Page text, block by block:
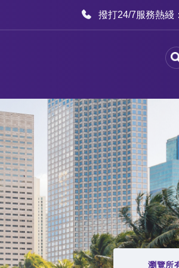
撥打24/7服務熱綫：
瀏覽所